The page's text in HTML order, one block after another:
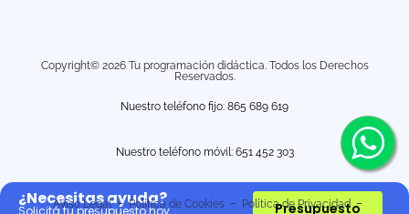
¿Necesitas ayuda?
Solicitá tu presupuesto hoy Presupuesto
Copyright© 2026 Tu programación didáctica. Todos los Derechos
Reservados.
Nuestro teléfono fijo: 865 689 619
Nuestro teléfono móvil: 651 452 303
Aviso Legal Política de Cookies Política de Privacidad